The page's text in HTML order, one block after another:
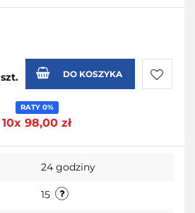
szt. DO KOSZYKA
RATY 0%
10x 98,00 zł
24 godziny
15